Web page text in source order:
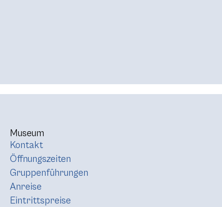
Museum
Kontakt
Öffnungszeiten
Gruppenführungen
Anreise
Eintrittspreise